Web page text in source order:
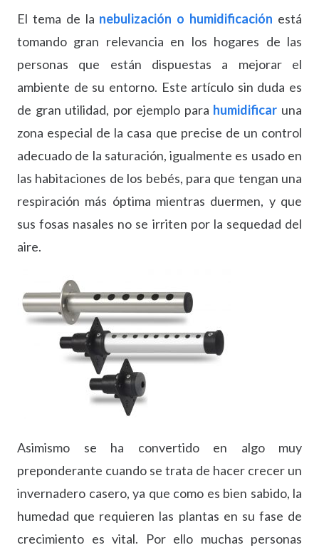
El tema de la nebulización o humidificación está
tomando gran relevancia en los hogares de las
personas que están dispuestas a mejorar el
ambiente de su entorno. Este artículo sin duda es
de gran utilidad, por ejemplo para humidificar una
zona especial de la casa que precise de un control
adecuado de la saturación, igualmente es usado en
las habitaciones de los bebés, para que tengan una
respiración más óptima mientras duermen, y que
sus fosas nasales no se irriten por la sequedad del
aire.
Asimismo se ha convertido en algo muy
preponderante cuando se trata de hacer crecer un
invernadero casero, ya que como es bien sabido, la
humedad que requieren las plantas en su fase de
crecimiento es vital. Por ello muchas personas